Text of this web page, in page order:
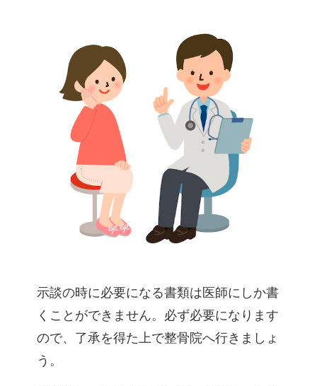
示談の時に必要になる書類は医師にしか書
くことができません。必ず必要になります
ので、了承を得た上で整骨院へ行きましょ
う。